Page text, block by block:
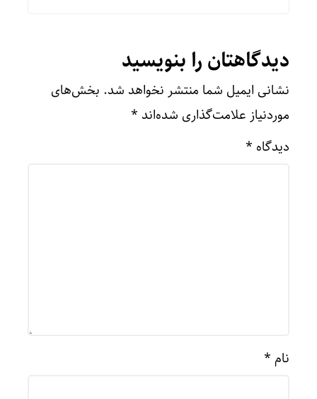
دیدگاهتان را بنویسید
نشانی ایمیل شما منتشر نخواهد شد. بخش‌های
موردنیاز علامت‌گذاری شده‌اند *
دیدگاه *
نام *